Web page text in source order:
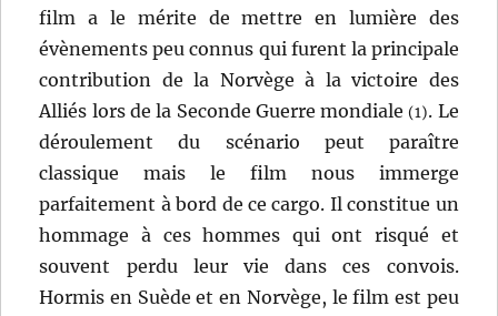
film a le mérite de mettre en lumière des
évènements peu connus qui furent la principale
contribution de la Norvège à la victoire des
Alliés lors de la Seconde Guerre mondiale(1). Le
déroulement du scénario peut paraître
classique mais le film nous immerge
parfaitement à bord de ce cargo. Il constitue un
hommage à ces hommes qui ont risqué et
souvent perdu leur vie dans ces convois.
Hormis en Suède et en Norvège, le film est peu